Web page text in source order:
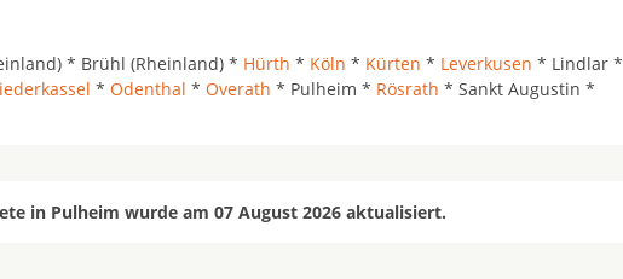
* Brühl (Rheinland) * Hürth * Köln * Kürten * Leverkusen * Lindlar *
* Odenthal * Overath * Pulheim * Rösrath * Sankt Augustin *
in Pulheim wurde am 07 August 2026 aktualisiert.